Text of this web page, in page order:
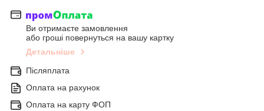
Ви отримаєте замовлення
або гроші повернуться на вашу картку
Детальніше
Післяплата
Оплата на рахунок
Оплата на карту ФОП